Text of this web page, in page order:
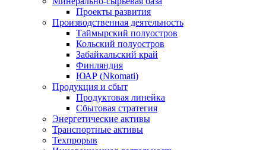
Проекты развития
Производственная деятельность
Таймырский полуостров
Кольский полуостров
Забайкальский край
Финляндия
ЮАР (Nkomati)
Продукция и сбыт
Продуктовая линейка
Сбытовая стратегия
Энергетические активы
Транспортные активы
Техпрорыв